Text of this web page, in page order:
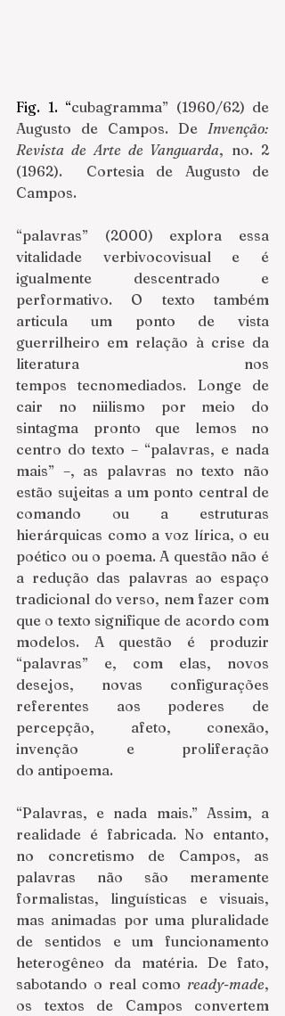
Fig. 1. “cubagramma” (1960/62) de
Augusto de Campos. De Invenção:
Revista de Arte de Vanguarda, no. 2
(1962).  Cortesia de Augusto de
Campos.
“palavras” (2000) explora essa
vitalidade verbivocovisual e é
igualmente descentrado e
performativo. O texto também
articula um ponto de vista
guerrilheiro em relação à crise da
literatura nos
tempos tecnomediados. Longe de
cair no niilismo por meio do
sintagma pronto que lemos no
centro do texto – “palavras, e nada
mais” –, as palavras no texto não
estão sujeitas a um ponto central de
comando ou a estruturas
hierárquicas como a voz lírica, o eu
poético ou o poema. A questão não é
a redução das palavras ao espaço
tradicional do verso, nem fazer com
que o texto signifique de acordo com
modelos. A questão é produzir
“palavras” e, com elas, novos
desejos, novas configurações
referentes aos poderes de
percepção, afeto, conexão,
invenção e proliferação
do antipoema.
“Palavras, e nada mais.” Assim, a
realidade é fabricada. No entanto,
no concretismo de Campos, as
palavras não são meramente
formalistas, linguísticas e visuais,
mas animadas por uma pluralidade
de sentidos e um funcionamento
heterogêneo da matéria. De fato,
sabotando o real como ready-made,
os textos de Campos convertem